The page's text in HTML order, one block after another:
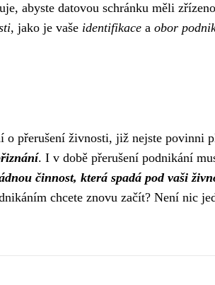
abyste datovou schránku měli
, jako je vaše identifikace a obor
o přerušení živnosti, již nejste povinni
. I v době přerušení podnikání
činnost, která spadá pod vaši
chcete znovu začít? Není nic